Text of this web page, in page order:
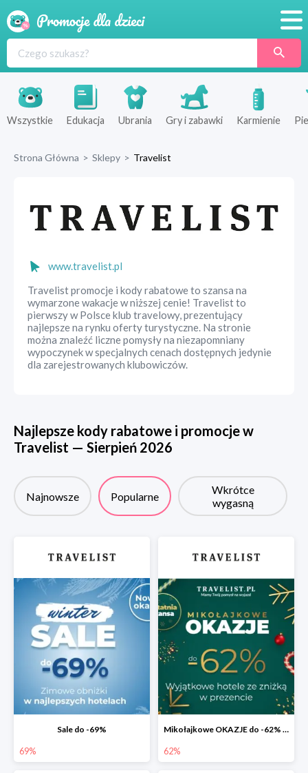
Produkty
Sklepy
Wszystkie Edukacja Ubrania Gry i zabawki Karmienie
Strona Główna > Sklepy > Travelist
www.travelist.pl
Travelist promocje i kody rabatowe to szansa na
wymarzone wakacje w niższej cenie! Travelist to
pierwszy w Polsce klub travelowy, prezentujący
najlepsze na rynku oferty turystyczne. Na stronie
można znaleźć liczne pomysły na niezapomniany
wypoczynek w specjalnych cenach dostępnych jedynie
dla zarejestrowanych klubowiczów.
Najlepsze kody rabatowe i promocje w
Travelist — Sierpień 2026
Najnowsze Popularne
Wkrótce
wygasną
Sale do -69%
69%
Mikołajkowe OKAZJE do -62% na bis 🎅 Prezent dla spóźnialskich
62%